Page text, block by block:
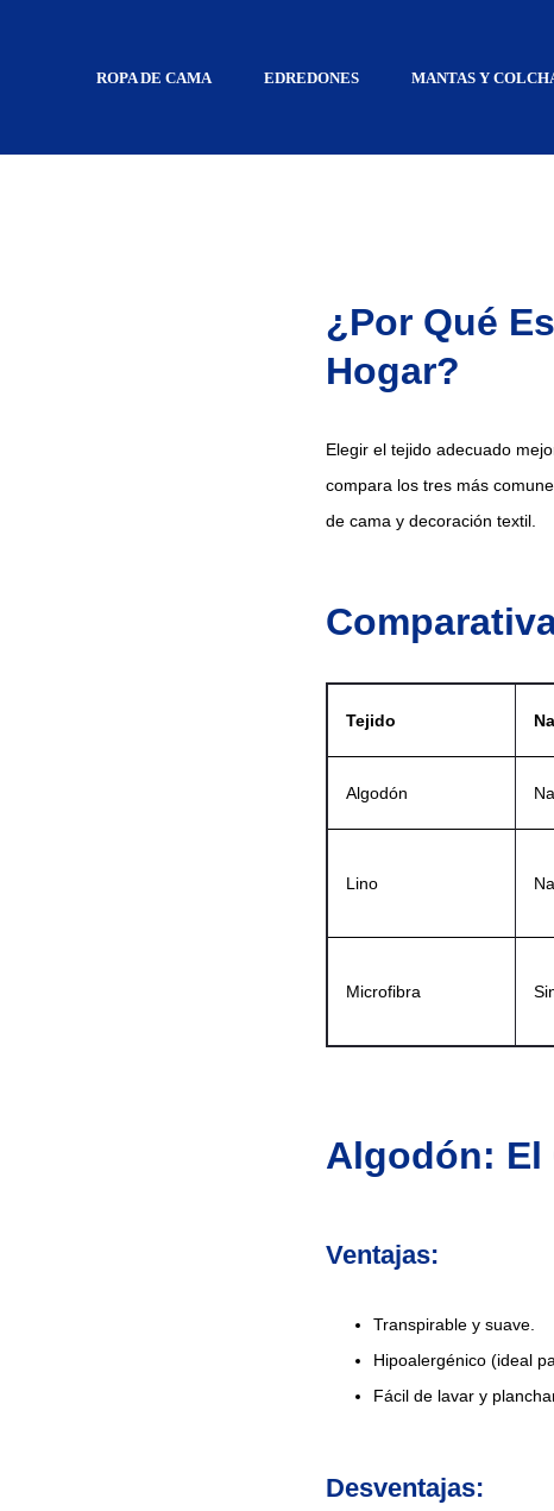
ROPA DE CAMA EDREDONES MANTAS Y
¿Por Qué
Hogar?
Elegir el tejido adecuado
compara los tres más
de cama y decoración textil.
Tejido
Algodón
Lino
Microfibra
Algodón: El
Ventajas:
Transpirable y suave.
Hipoalergénico (ideal
Fácil de lavar y
Desventajas: